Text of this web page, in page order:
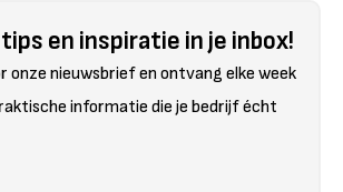
en inspiratie in je inbox!
onze nieuwsbrief en ontvang elke week
informatie die je bedrijf écht